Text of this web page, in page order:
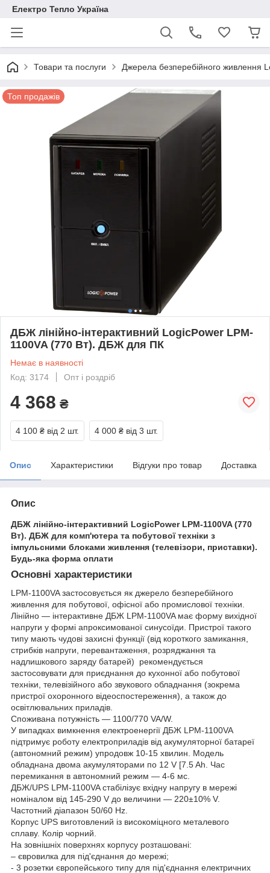
Електро Тепло Україна
Товари та послуги Джерела безперебійного живлення
Топ продажів
ДБЖ лінійно-інтерактивний LogicPower LPM-
1100VA (770 Вт). ДБЖ для ПК
Немає в наявності
Код: 3174
Опт і роздріб
4 368 ₴
4 100 ₴ від 2 шт. 4 000 ₴ від 3 шт.
Опис Характеристики Відгуки про товар Доставка
Опис
ДБЖ лінійно-інтерактивний LogicPower LPM-1100VA (770
Вт). ДБЖ для комп'ютера та побутової техніки з
імпульсними блоками живлення (телевізори, приставки).
Будь-яка форма оплати
Основні характеристики
LPM-1100VA застосовується як джерело безперебійного
живлення для побутової, офісної або промислової техніки.
Лінійно — інтерактивне ДБЖ LPM-1100VA має форму вихідної
напруги у формі апроксимованої синусоїди. Пристрої такого
типу мають чудові захисні функції (від короткого замикання,
стрибків напруги, перевантаження, розряджання та
надлишкового заряду батарей) рекомендується
застосовувати для приєднання до кухонної або побутової
техніки, телевізійного або звукового обладнання (зокрема
пристрої охоронного відеоспостереження), а також до
освітлювальних приладів.
Споживана потужність — 1100/770 VA/W.
У випадках вимкнення електроенергії ДБЖ LPM-1100VA
підтримує роботу електроприладів від акумуляторної батареї
(автономний режим) упродовж 10-15 хвилин. Модель
обладнана двома акумуляторами по 12 V [7.5 Ah. Час
перемикання в автономний режим — 4-6 мс.
ДБЖ/UPS LPM-1100VA стабілізує вхідну напругу в мережі
номіналом від 145-290 V до величини — 220±10% V.
Частотний діапазон 50/60 Hz.
Корпус UPS виготовлений із високоміцного металевого
сплаву. Колір чорний.
На зовнішніх поверхнях корпусу розташовані:
– євровилка для під'єднання до мережі;
- 3 розетки європейського типу для під'єднання електричних